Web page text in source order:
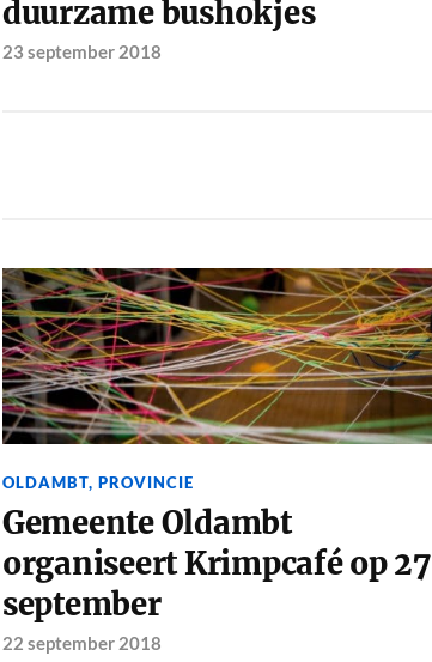
duurzame bushokjes
23 september 2018
OLDAMBT, PROVINCIE
Gemeente Oldambt
organiseert Krimpcafé op 27
september
22 september 2018